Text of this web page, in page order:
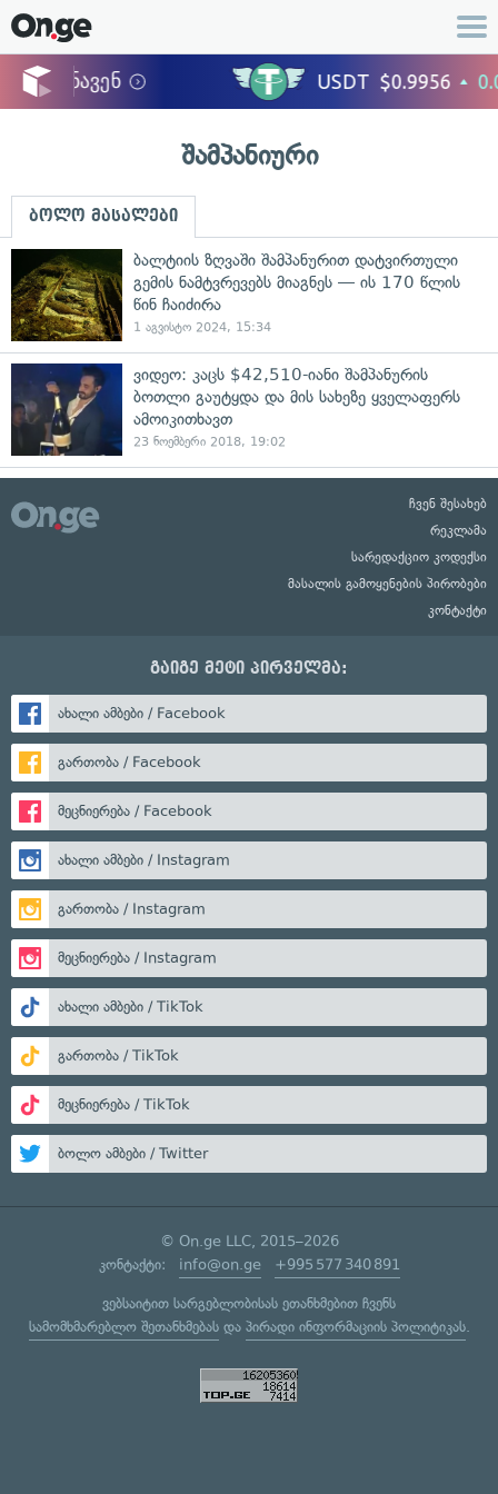
შამპანიური
ბოლო მასალები
ბალტიის ზღვაში შამპანურით დატვირთული
გემის ნამტვრევებს მიაგნეს — ის 170 წლის
წინ ჩაიძირა
1 აგვისტო 2024, 15:34
ვიდეო: კაცს $42,510-იანი შამპანურის
ბოთლი გაუტყდა და მის სახეზე ყველაფერს
ამოიკითხავთ
23 ნოემბერი 2018, 19:02
ჩვენ შესახებ
რეკლამა
სარედაქციო კოდექსი
მასალის გამოყენების პირობები
კონტაქტი
გაიგე მეტი პირველმა:
ახალი ამბები / Facebook
გართობა / Facebook
მეცნიერება / Facebook
ახალი ამბები / Instagram
გართობა / Instagram
მეცნიერება / Instagram
ახალი ამბები / TikTok
გართობა / TikTok
მეცნიერება / TikTok
ბოლო ამბები / Twitter
© On.ge LLC, 2015–2026
კონტაქტი: info@on.ge +995 577 340 891
ვებსაიტით სარგებლობისას ეთანხმებით ჩვენს
სამომხმარებლო შეთანხმებასდა პირადი ინფორმაციის პოლიტიკას.